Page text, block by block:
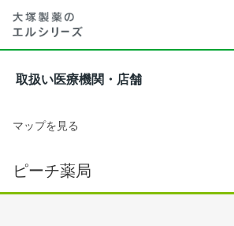
取扱い医療機関・店舗
マップを見る
ピーチ薬局